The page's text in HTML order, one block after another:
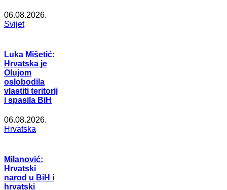
06.08.2026.
Svijet
Luka Mišetić:
Hrvatska je
Olujom
oslobodila
vlastiti teritorij
i spasila BiH
06.08.2026.
Hrvatska
Milanović:
Hrvatski
narod u BiH i
hrvatski